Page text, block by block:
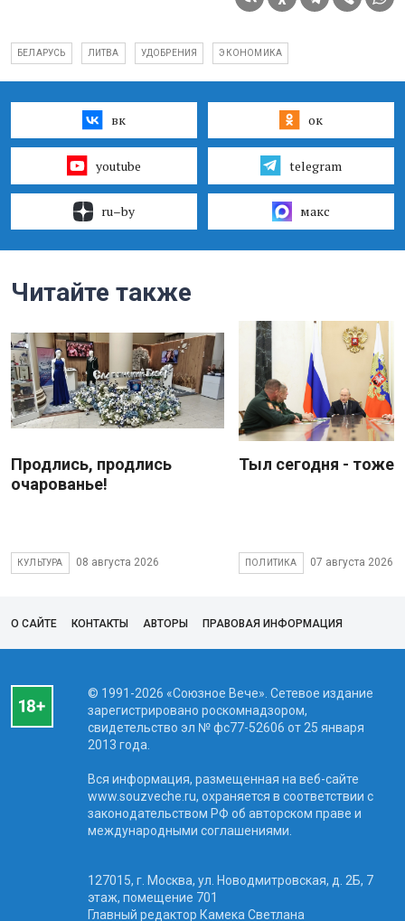
БЕЛАРУСЬ ЛИТВА УДОБРЕНИЯ ЭКОНОМИКА
вк ок
youtube telegram
ru–by макс
Читайте также
Продлись, продлись
очарованье!
КУЛЬТУРА 08 августа 2026
Тыл сегодня - тоже
ПОЛИТИКА 07 августа 2026
О САЙТЕ КОНТАКТЫ АВТОРЫ ПРАВОВАЯ ИНФОРМАЦИЯ
© 1991-2026 «Союзное Вече». Сетевое издание
зарегистрировано роскомнадзором,
свидетельство эл № фc77-52606 от 25 января
2013 года.
Вся информация, размещенная на веб-сайте
www.souzveche.ru, охраняется в соответствии с
законодательством РФ об авторском праве и
международными соглашениями.
127015, г. Москва, ул. Новодмитровская, д. 2Б, 7
этаж, помещение 701
Главный редактор Камека Светлана